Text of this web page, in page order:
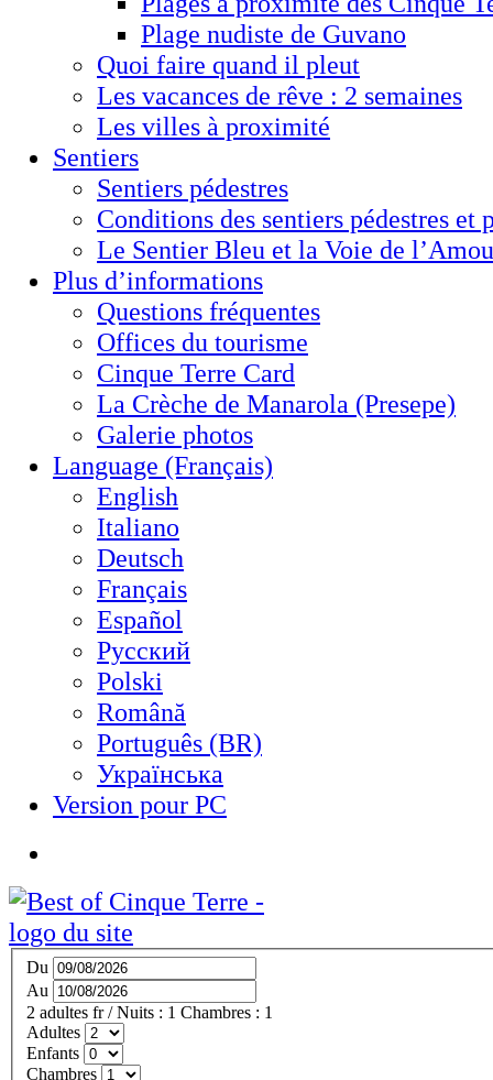
Plage nudiste de Guvano
Quoi faire quand il pleut
Les vacances de rêve : 2 semaines
Les villes à proximité
Sentiers
Sentiers pédestres
Conditions des sentiers pédestres et
Le Sentier Bleu et la Voie de
Plus d’informations
Questions fréquentes
Offices du tourisme
Cinque Terre Card
La Crèche de Manarola (Presepe)
Galerie photos
Language (Français)
English
Italiano
Deutsch
Français
Español
Русский
Polski
Română
Português (BR)
Українська
Version pour PC
Du
Au
2 adultes fr / Nuits : 1 Chambres : 1
Adultes
Enfants
Chambres